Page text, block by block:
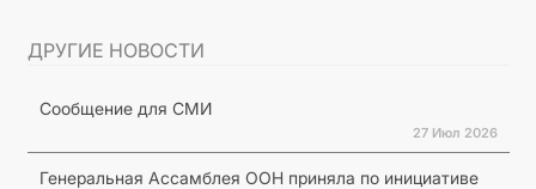
ДРУГИЕ НОВОСТИ
Сообщение для СМИ
27 Июл 2026
Генеральная Ассамблея ООН приняла по инициативе